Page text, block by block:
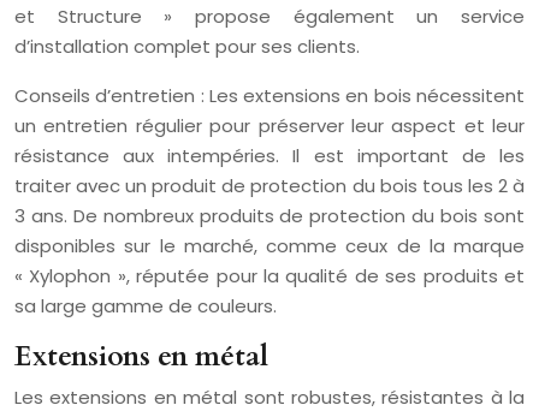
et Structure » propose également un service
d’installation complet pour ses clients.
Conseils d’entretien : Les extensions en bois nécessitent
un entretien régulier pour préserver leur aspect et leur
résistance aux intempéries. Il est important de les
traiter avec un produit de protection du bois tous les 2 à
3 ans. De nombreux produits de protection du bois sont
disponibles sur le marché, comme ceux de la marque
« Xylophon », réputée pour la qualité de ses produits et
sa large gamme de couleurs.
Extensions en métal
Les extensions en métal sont robustes, résistantes à la